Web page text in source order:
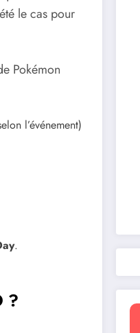
le cas pour
Pokémon
l’événement)
.
?